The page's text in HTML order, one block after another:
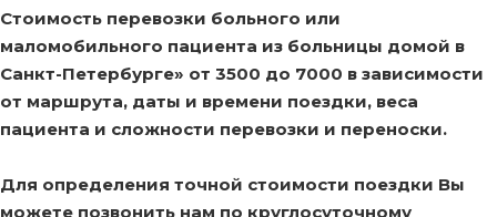
Стоимость перевозки больного или
маломобильного пациента из больницы домой в
Санкт-Петербурге» от 3500 до 7000 в зависимости
от маршрута, даты и времени поездки, веса
пациента и сложности перевозки и переноски.
Для определения точной стоимости поездки Вы
можете позвонить нам по круглосуточному